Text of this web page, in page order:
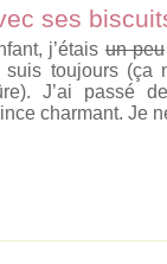
ses
j’étaisun peu
suis toujours (ça
J’ai passé
charmant. Je